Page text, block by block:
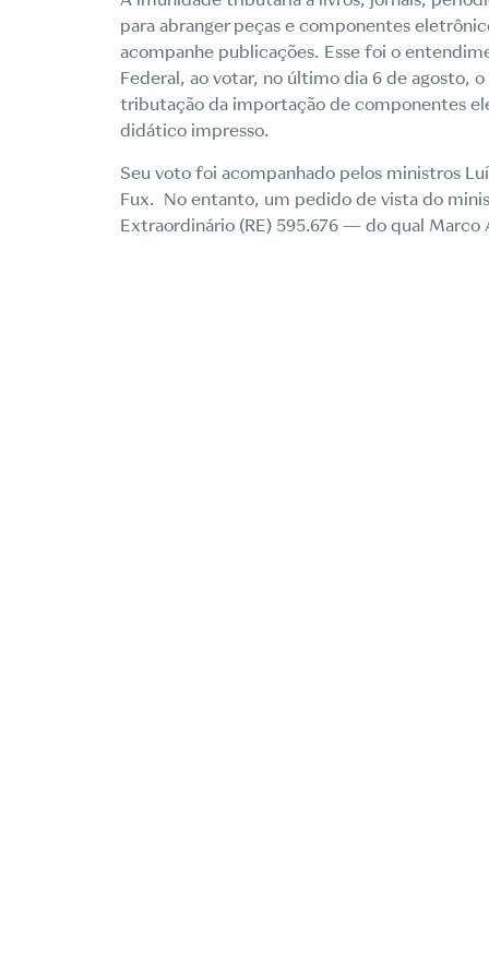
para abranger peças e componentes
acompanhe publicações. Esse foi o
Federal, ao votar, no último dia 6 de agosto,
tributação da importação de componentes
didático impresso.
Seu voto foi acompanhado pelos ministros
Fux. No entanto, um pedido de vista do
Extraordinário (RE) 595.676 — do qual Marco